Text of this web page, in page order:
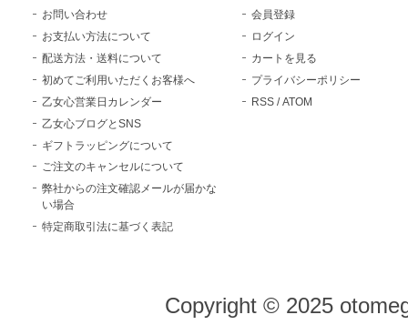
お問い合わせ
お支払い方法について
配送方法・送料について
初めてご利用いただくお客様へ
乙女心営業日カレンダー
乙女心ブログとSNS
ギフトラッピングについて
ご注文のキャンセルについて
弊社からの注文確認メールが届かな
い場合
特定商取引法に基づく表記
会員登録
ログイン
カートを見る
プライバシーポリシー
RSS /ATOM
Copyright © 2025